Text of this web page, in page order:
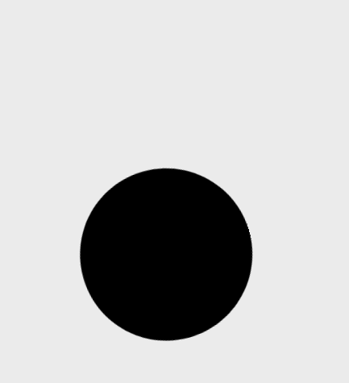
de pimenta contra atiradores nos Estados
Dados citados pelo The Guardian indicam que
mais de 398 mil alunos foram expostos à
violência por armas de fogo em instituições de
ensino desde 1999 Em um país marcado